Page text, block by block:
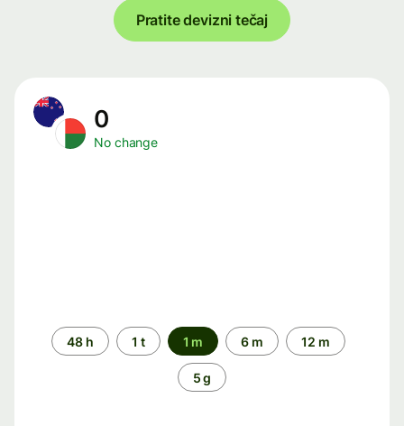
Pratite devizni tečaj
0
No change
Time
period
48 h 1 t 1 m 6 m 12 m
5 g